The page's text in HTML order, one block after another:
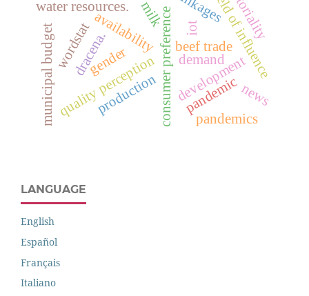
consumer preference
quality perception
beef trade
dracena. demand
availability
water resources.
iot field of influence
gender development
milk
pandemic
production
municipal budgetwordstat
pandemics
news
LANGUAGE
English
Español
Français
Italiano